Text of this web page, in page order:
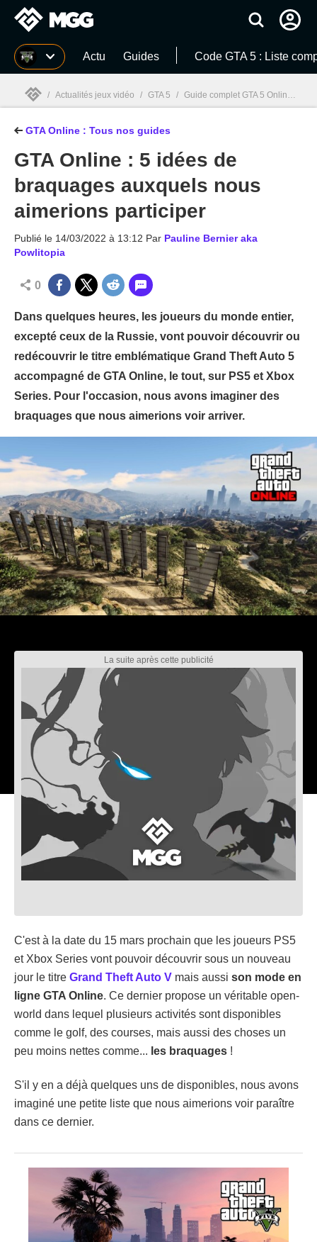
MGG Actu Guides Code GTA 5 : Liste
MGG
/ Actualités jeux vidéo / GTA 5 / Guide complet GTA 5 Online : Comment bien débuter, braquages, astuces
GTA Online : Tous nos guides
GTA Online : 5 idées de
braquages auxquels nous
aimerions participer
Publié le 14/03/2022 à 13:12 Par Pauline Bernier aka
Powlitopia
0
Dans quelques heures, les joueurs du monde entier,
excepté ceux de la Russie, vont pouvoir découvrir ou
redécouvrir le titre emblématique Grand Theft Auto 5
accompagné de GTA Online, le tout, sur PS5 et Xbox
Series. Pour l'occasion, nous avons imaginer des
braquages que nous aimerions voir arriver.
C'est à la date du 15 mars prochain que les joueurs PS5
et Xbox Series vont pouvoir découvrir sous un nouveau
jour le titre Grand Theft Auto V mais aussi son mode en
ligne GTA Online. Ce dernier propose un véritable open-
world dans lequel plusieurs activités sont disponibles
comme le golf, des courses, mais aussi des choses un
peu moins nettes comme... les braquages !
S'il y en a déjà quelques uns de disponibles, nous avons
imaginé une petite liste que nous aimerions voir paraître
dans ce dernier.